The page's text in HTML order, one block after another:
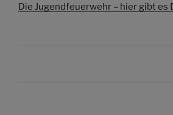
Die Jugendfeuerwehr – hier gibt es